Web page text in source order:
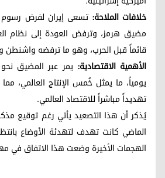
خلافات الملاحة: تسعى إيران لفرض
مضيق هرمز، وترفض العودة إلى نظام
قائماً قبل الحرب، وهو ما ترفضه واشنطن
الأهمية الاقتصادية:
يومياً، ما يمثل خُمس الإنتاج العالمي،
تهديداً مباشراً للاقتصاد العالمي.
الماضي كانت تهدف لتهدئة الأوضاع
الهجمات الأخيرة وضعت هذا الاتفاق في